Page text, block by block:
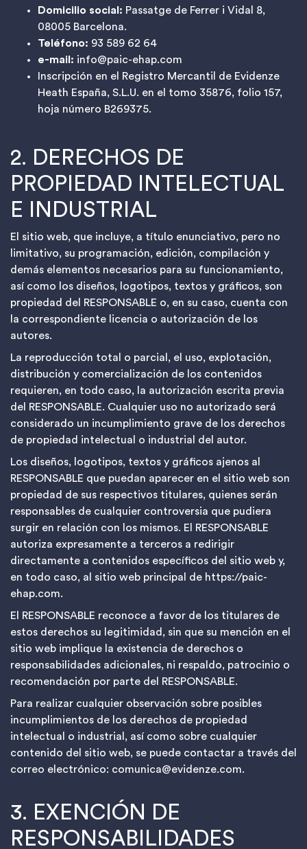
Domicilio social: Passatge de Ferrer i Vidal 8,
08005 Barcelona.
Teléfono: 93 589 62 64
e-mail: info@paic-ehap.com
Inscripción en el Registro Mercantil de Evidenze
Heath España, S.L.U. en el tomo 35876, folio 157,
hoja número B269375.
2. DERECHOS DE
PROPIEDAD INTELECTUAL
E INDUSTRIAL
El sitio web, que incluye, a título enunciativo, pero no
limitativo, su programación, edición, compilación y
demás elementos necesarios para su funcionamiento,
así como los diseños, logotipos, textos y gráficos, son
propiedad del RESPONSABLE o, en su caso, cuenta con
la correspondiente licencia o autorización de los
autores.
La reproducción total o parcial, el uso, explotación,
distribución y comercialización de los contenidos
requieren, en todo caso, la autorización escrita previa
del RESPONSABLE. Cualquier uso no autorizado será
considerado un incumplimiento grave de los derechos
de propiedad intelectual o industrial del autor.
Los diseños, logotipos, textos y gráficos ajenos al
RESPONSABLE que puedan aparecer en el sitio web son
propiedad de sus respectivos titulares, quienes serán
responsables de cualquier controversia que pudiera
surgir en relación con los mismos. El RESPONSABLE
autoriza expresamente a terceros a redirigir
directamente a contenidos específicos del sitio web y,
en todo caso, al sitio web principal de https://paic-
ehap.com.
El RESPONSABLE reconoce a favor de los titulares de
estos derechos su legitimidad, sin que su mención en el
sitio web implique la existencia de derechos o
responsabilidades adicionales, ni respaldo, patrocinio o
recomendación por parte del RESPONSABLE.
Para realizar cualquier observación sobre posibles
incumplimientos de los derechos de propiedad
intelectual o industrial, así como sobre cualquier
contenido del sitio web, se puede contactar a través del
correo electrónico: comunica@evidenze.com.
3. EXENCIÓN DE
RESPONSABILIDADES